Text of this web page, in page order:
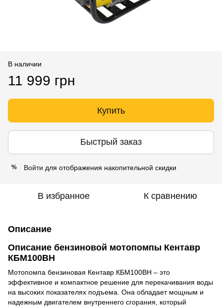
В наличии
11 999 грн
Купить
Быстрый заказ
% Войти для отображения накопительной скидки
В избранное К сравнению
Описание
Описание бензиновой мотопомпы Кентавр
КБМ100ВН
Мотопомпа бензиновая Кентавр КБМ100ВН – это
эффективное и компактное решение для перекачивания воды
на высоких показателях подъема. Она обладает мощным и
надежным двигателем внутреннего сгорания, который